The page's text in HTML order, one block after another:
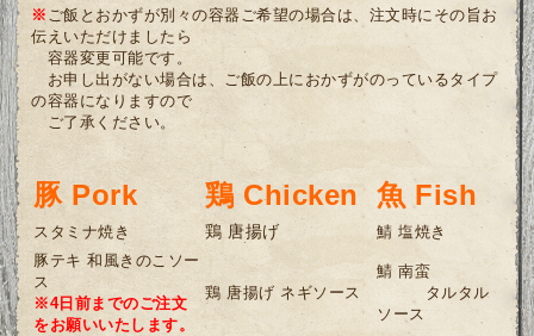
※ ご飯とおかずが別々の容器ご希望の場合は、注文時にその旨お
伝えいただけましたら
容器変更可能です。
お申し出がない場合は、ご飯の上におかずがのっているタイプ
の容器になりますので
ご了承ください。
豚 Pork 鶏 Chicken 魚 Fish
スタミナ焼き 鶏 唐揚げ
鯖 塩焼き
豚テキ和風きのこソー
ス
※4日前までのご注文
をお願いいたします。
鶏 唐揚げ ネギソース
鯖 南蛮
タルタル
ソース